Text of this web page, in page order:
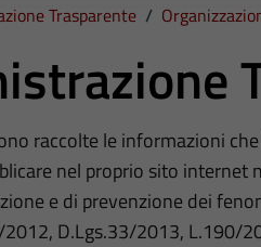
Trasparente /
raccolte le informazioni
nel proprio sito internet
e di prevenzione dei
D.Lgs.33/2013, L.190/